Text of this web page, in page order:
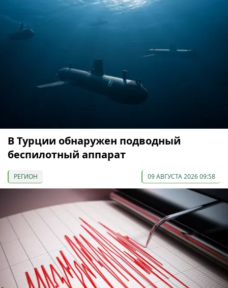
В Турции обнаружен подводный
беспилотный аппарат
РЕГИОН 09 АВГУСТА 2026 09:58